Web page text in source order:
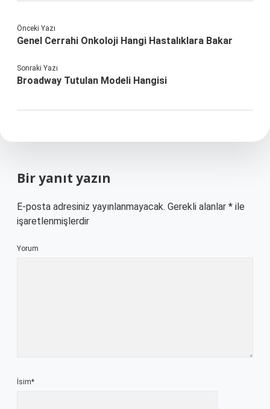
Önceki Yazı
Genel Cerrahi Onkoloji Hangi Hastalıklara Bakar
Sonraki Yazı
Broadway Tutulan Modeli Hangisi
Bir yanıt yazın
E-posta adresiniz yayınlanmayacak. Gerekli alanlar * ile
işaretlenmişlerdir
Yorum
İsim*